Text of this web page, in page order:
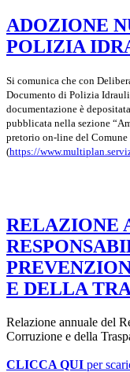
ADOZIONE
POLIZIA
Si comunica che con
Documento di Polizia
documentazione è
pubblicata nella sezione
pretorio on-line del
(https://
RELAZIONE
E DELLA
Relazione annuale del
Corruzione e della
CLICCA QUI per